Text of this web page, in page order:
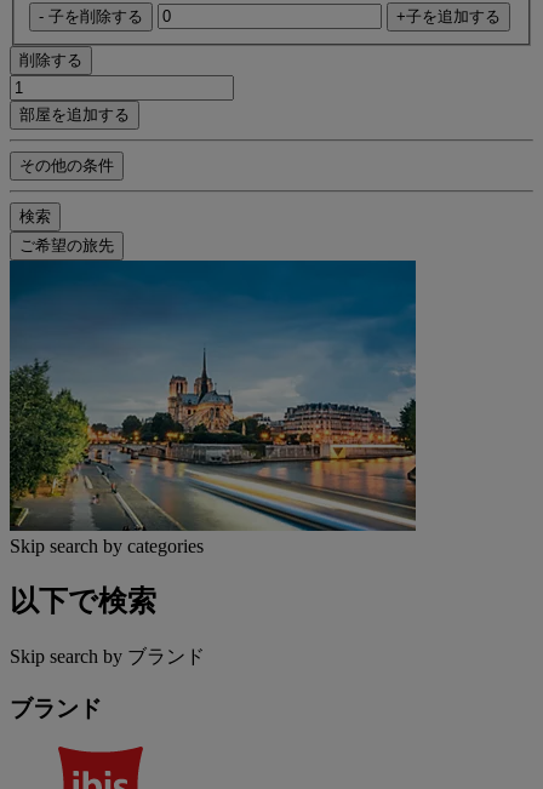
- 子を削除する +子を追加する
削除する
部屋を追加する
その他の条件
検索
ご希望の旅先
Skip search by categories
以下で検索
Skip search by ブランド
ブランド